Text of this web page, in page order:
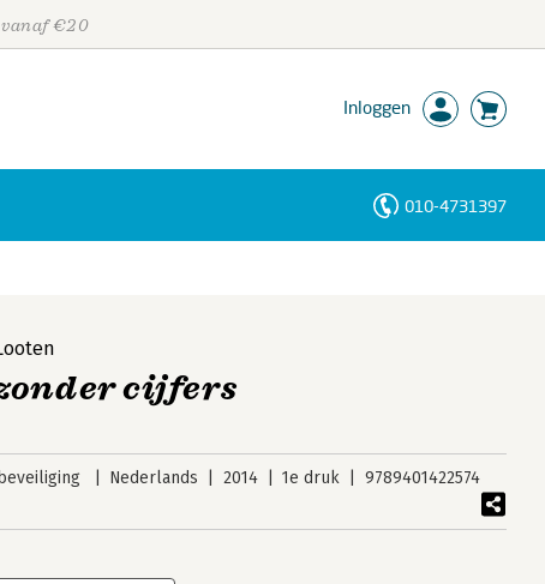
vanaf €20
Inloggen
010-4731397
cijfers
Nederlands 2014 1e druk 9789401422574
Personen